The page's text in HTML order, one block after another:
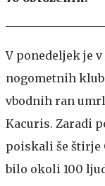
V ponedeljek je
nogometnih
vbodnih ran
Kacuris. Zaradi
poiskali še štirje
bilo okoli 100